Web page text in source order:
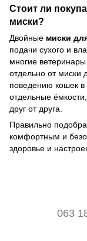
Стоит ли
миски?
Двойные миски
подачи сухого и
многие
отдельно от миски
поведению кошек
отдельные
друг от друга.
Правильно
комфортным и
здоровье и
063